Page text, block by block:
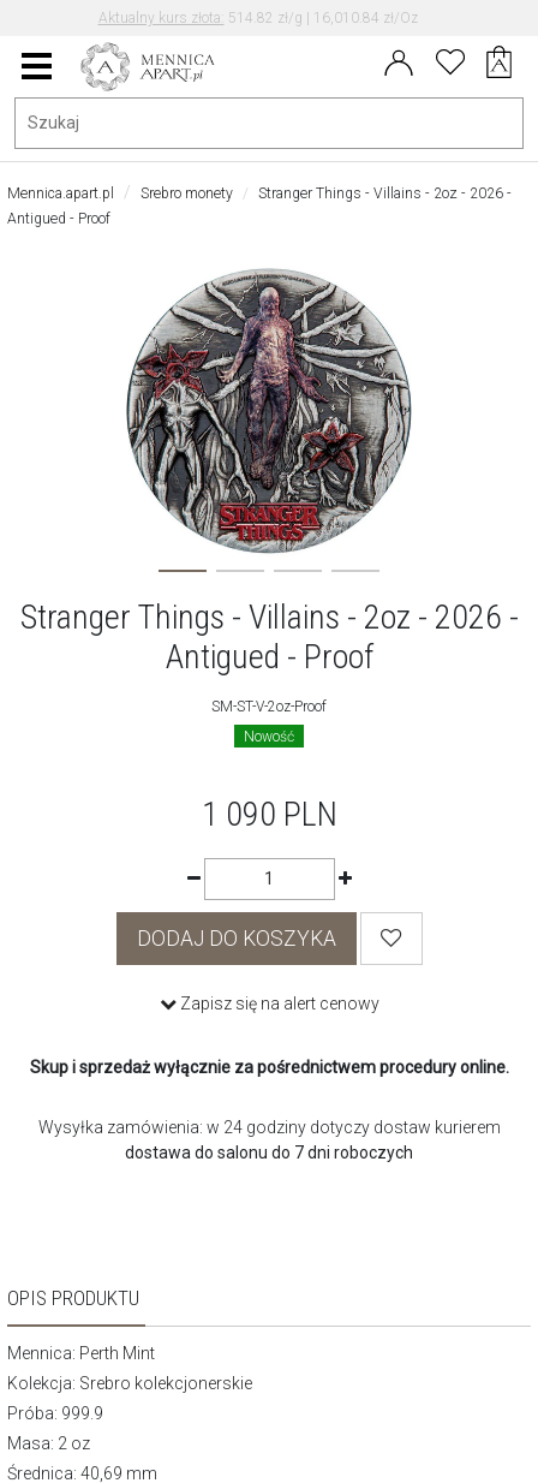
Aktualny kurs EUR/PLN: 4.30 Data aktualizacji kursu: 2026-08-07 08:42
Menu
główne
Mennica.apart.pl Srebro monety
Stranger Things - Villains - 2oz - 2026 -
Antigued - Proof
Stranger Things - Villains - 2oz - 2026 -
Antigued - Proof
SM-ST-V-2oz-Proof
Nowość
1 090 PLN
DODAJ DO KOSZYKA
Zapisz się na alert cenowy
Skup i sprzedaż wyłącznie za pośrednictwem procedury online.
Wysyłka zamówienia: w 24 godziny dotyczy dostaw kurierem
dostawa do salonu do 7 dni roboczych
OPIS PRODUKTU
Mennica: Perth Mint
Kolekcja: Srebro kolekcjonerskie
Próba: 999.9
Masa: 2 oz
Średnica: 40,69 mm